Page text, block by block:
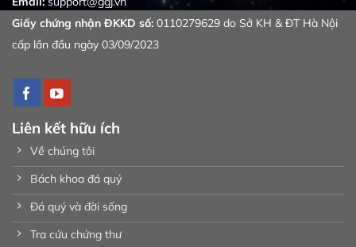
Giấy chứng nhận ĐKKD số: 0110279629 do Sở KH & ĐT Hà Nội
cấp lần đầu ngày 03/09/2023
Liên kết hữu ích
Về chúng tôi
Bách khoa đá quý
Đá quý và đời sống
Tra cứu chứng thư